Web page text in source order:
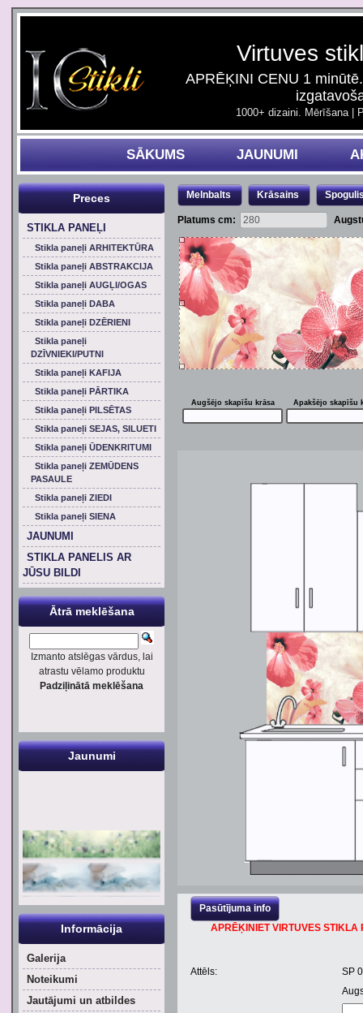
Virtuves
APRĒĶINI CENU 1
1000+ dizaini. Mērīšana |
SĀKUMS JAUNUMI
Melnbalts Krāsains
Platums cm:
Augšējo skapīšu krāsa Apakšējo skapīšu
Pasūtījuma info
APRĒĶINIET VIRTUVES
Attēls:
SP
Preces
STIKLA PANEĻI
Stikla paneļi ARHITEKTŪRA
Stikla paneļi ABSTRAKCIJA
Stikla paneļi AUGĻI/OGAS
Stikla paneļi DABA
Stikla paneļi DZĒRIENI
Stikla paneļi
DZĪVNIEKI/PUTNI
Stikla paneļi KAFIJA
Stikla paneļi PĀRTIKA
Stikla paneļi PILSĒTAS
Stikla paneļi SEJAS, SILUETI
Stikla paneļi ŪDENKRITUMI
Stikla paneļi ZEMŪDENS
PASAULE
Stikla paneļi ZIEDI
Stikla paneļi SIENA
JAUNUMI
STIKLA PANELIS AR
JŪSU BILDI
Ātrā meklēšana
Izmanto atslēgas vārdus, lai
atrastu vēlamo produktu
Padziļinātā meklēšana
Jaunumi
Informācija
Galerija
Noteikumi
Jautājumi un atbildes